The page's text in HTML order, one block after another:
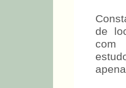
de
com